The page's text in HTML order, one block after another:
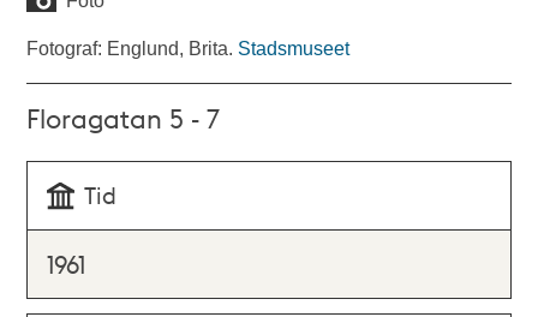
Fotograf: Englund, Brita. Stadsmuseet
Floragatan 5 - 7
Tid
1961